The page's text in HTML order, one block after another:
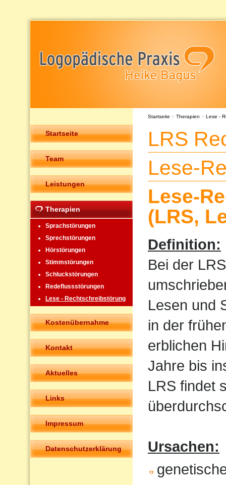
Startseite
Team
Leistungen
Therapien
Sprachstörungen
Sprechstörungen
Hörstörungen
Stimmstörungen
Schluckstörungen
Redeflussstörungen
Lese - Rechtschreibstörung
Kostenübernahme
Kontakt
Aktuelles
Links
Impressum
Datenschutzerklärung
Startseite > Therapien > Lese -
LRS
Lese-
Lese-
(LRS,
Definition:
Bei der
Lesen und
in der
erblichen
Jahre bis
LRS findet
Ursachen: